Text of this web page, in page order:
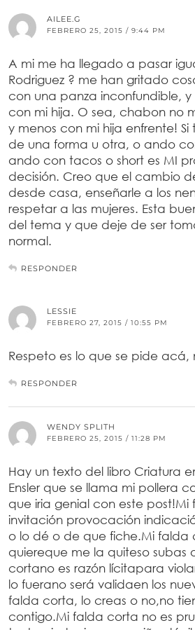
AILEE.G
FEBRERO 25, 2015 / 9:44 PM
A mi me ha llegado a pasar
Rodriguez ? me han gritado
con una panza inconfundible,
con mi hija. O sea, chabon no
y menos con mi hija enfrente!
de una forma u otra, o ando
ando con tacos o short es MI
decisión. Creo que el cambio
desde casa, enseñarle a los
respetar a las mujeres. Esta
del tema y que deje de ser
normal.
RESPONDER
LESSIE
FEBRERO 27, 2015 / 10:55 PM
Respeto es lo que se pide acá,
RESPONDER
WENDY SPLITH
FEBRERO 25, 2015 / 11:28 PM
Hay un texto del libro Criatura
Ensler que se llama mi pollera
que iria genial con este
invitación provocación
o lo dé o de que fiche.Mi falda
quiereque me la quiteso subas
cortano es razón lícitapara
lo fuerano será validaen los
falda corta, lo creas o no,no
contigo.Mi falda corta no es